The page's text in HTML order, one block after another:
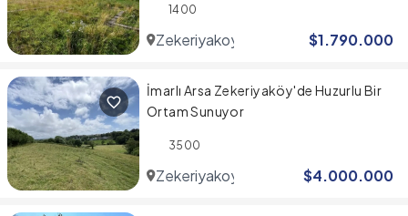
1400
Zekeriyakoy $1.790.000
İmarlı Arsa Zekeriyaköy'de Huzurlu Bir
Ortam Sunuyor
3500
Zekeriyakoy $4.000.000